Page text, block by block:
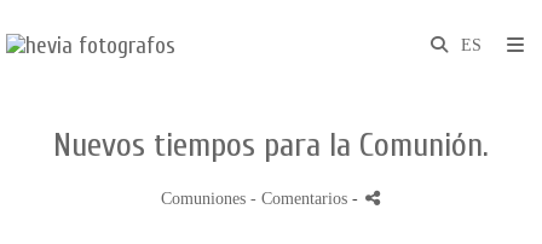
Nuevos tiempos para la Comunión.
Comuniones - Comentarios -